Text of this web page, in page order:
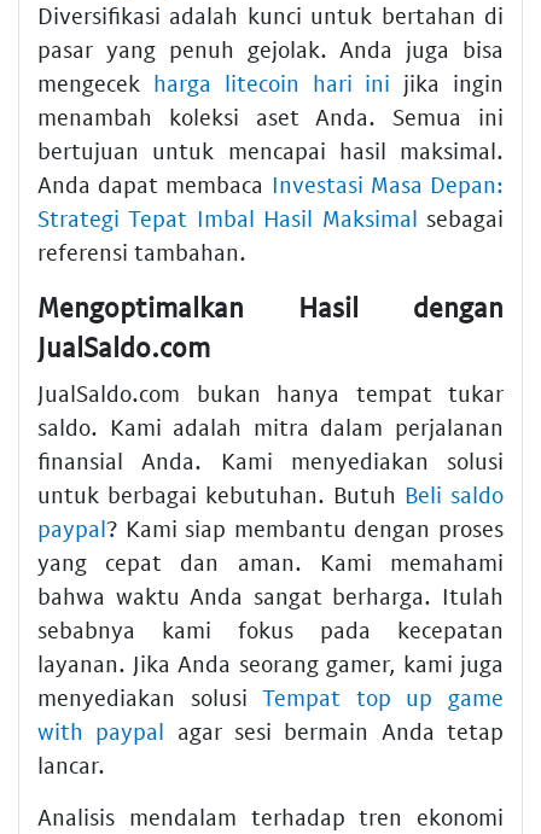
Diversifikasi adalah kunci untuk bertahan di
pasar yang penuh gejolak. Anda juga bisa
mengecek harga litecoin hari ini jika ingin
menambah koleksi aset Anda. Semua ini
bertujuan untuk mencapai hasil maksimal.
Anda dapat membaca Investasi Masa Depan:
Strategi Tepat Imbal Hasil Maksimal sebagai
referensi tambahan.
Mengoptimalkan Hasil dengan
JualSaldo.com
JualSaldo.com bukan hanya tempat tukar
saldo. Kami adalah mitra dalam perjalanan
finansial Anda. Kami menyediakan solusi
untuk berbagai kebutuhan. Butuh Beli saldo
paypal? Kami siap membantu dengan proses
yang cepat dan aman. Kami memahami
bahwa waktu Anda sangat berharga. Itulah
sebabnya kami fokus pada kecepatan
layanan. Jika Anda seorang gamer, kami juga
menyediakan solusiTempat top up game
with paypal agar sesi bermain Anda tetap
lancar.
Analisis mendalam terhadap tren ekonomi